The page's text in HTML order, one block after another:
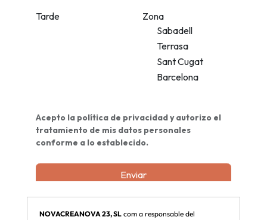
NOVACREANOVA 23, SLcom a responsable del